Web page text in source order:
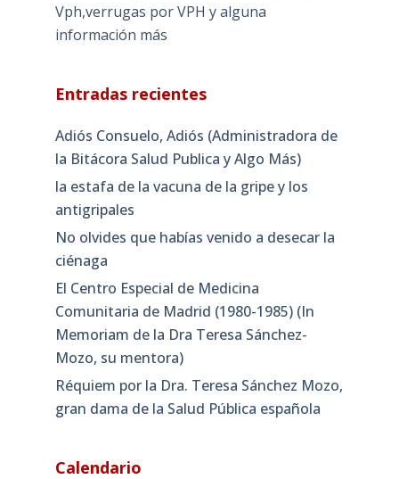
Vph,verrugas por VPH y alguna
información más
Entradas recientes
Adiós Consuelo, Adiós (Administradora de
la Bitácora Salud Publica y Algo Más)
la estafa de la vacuna de la gripe y los
antigripales
No olvides que habías venido a desecar la
ciénaga
El Centro Especial de Medicina
Comunitaria de Madrid (1980-1985) (In
Memoriam de la Dra Teresa Sánchez-
Mozo, su mentora)
Réquiem por la Dra. Teresa Sánchez Mozo,
gran dama de la Salud Pública española
Calendario